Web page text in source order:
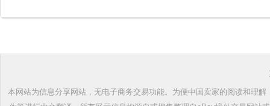
本网站为信息分享网站，无电子商务交易功能。为便中国卖家的阅读和理